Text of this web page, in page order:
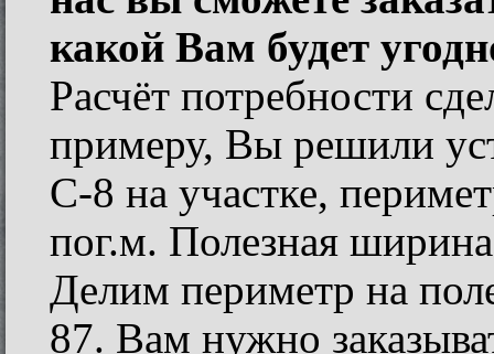
какой Вам будет
Расчёт потребности
примеру, Вы решили
С-8 на участке,
пог.м. Полезная
Делим периметр на
87. Вам нужно